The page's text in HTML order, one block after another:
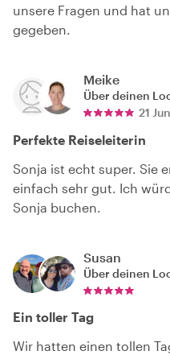
unsere Fragen und hat
gegeben.
Meike
Über deinen
21
Perfekte Reiseleiterin
Sonja ist echt super. Sie
einfach sehr gut. Ich
Sonja buchen.
Susan
Über deinen
Ein toller Tag
Wir hatten einen tollen